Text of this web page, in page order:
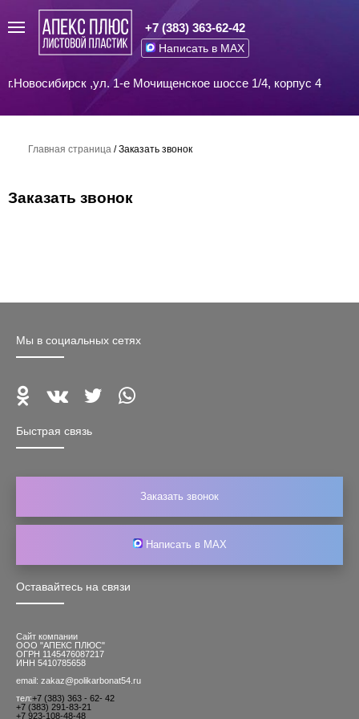
+7 (383) 363-62-42
Написать в MAX
г.Новосибирск ,ул. 1-е Мочищенское шоссе 1/4, корпус 4
Главная страница /Заказать звонок
Заказать звонок
Оставайтесь на связи
Сайт компании
ООО "АПЕКС ПЛЮС"
ОГРН 1145476087217
ИНН 5410785658
email: zakaz@polikarbonat54.ru
тел:+7 (383) 363 - 62- 42
+7 (383) 291-83-21
+7 923-108-48-48
Мы в социальных сетях
Быстрая связь
Заказать звонок
Написать в MAX